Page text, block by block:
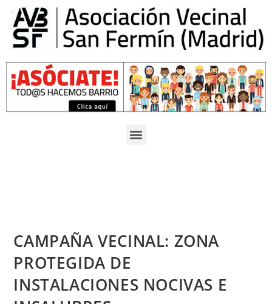
CAMPAÑA VECINAL: ZONA
PROTEGIDA DE
INSTALACIONES NOCIVAS E